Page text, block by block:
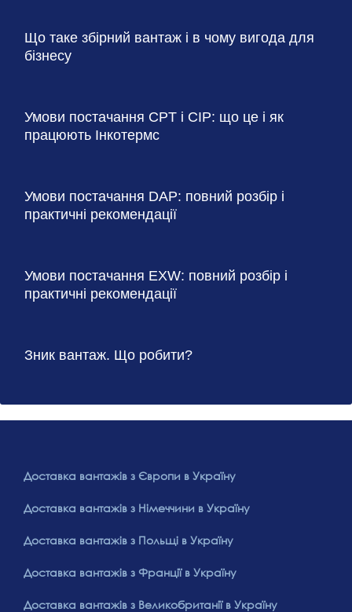
Що таке збірний вантаж і в чому вигода для
бізнесу
Умови постачання CPT і CIP: що це і як
працюють Інкотермс
Умови постачання DAP: повний розбір і
практичні рекомендації
Умови постачання EXW: повний розбір і
практичні рекомендації
Зник вантаж. Що робити?
Доставка вантажів з Європи в Україну
Доставка вантажів з Німеччини в Україну
Доставка вантажів з Польщі в Україну
Доставка вантажів з Франції в Україну
Доставка вантажів з Великобританії в Україну